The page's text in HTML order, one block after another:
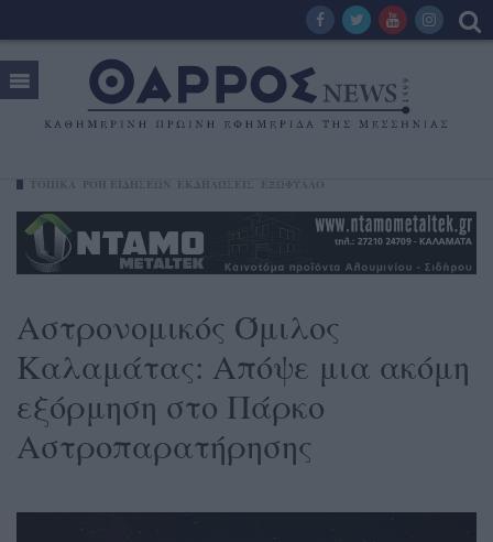
Αστρονομικός Όμιλος
Καλαμάτας: Απόψε μια ακόμη
εξόρμηση στο Πάρκο
Αστροπαρατήρησης